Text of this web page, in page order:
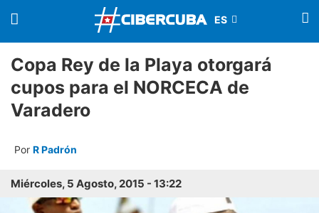
Copa Rey de la Playa otorgará
cupos para el NORCECA de
Varadero
Por R Padrón
Miércoles, 5 Agosto, 2015 - 13:22